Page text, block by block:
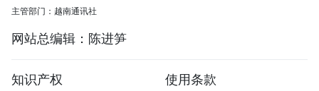
主管部门：越南通讯社
网站总编辑：陈进笋
知识产权
使用条款